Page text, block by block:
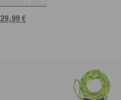
29,99 €